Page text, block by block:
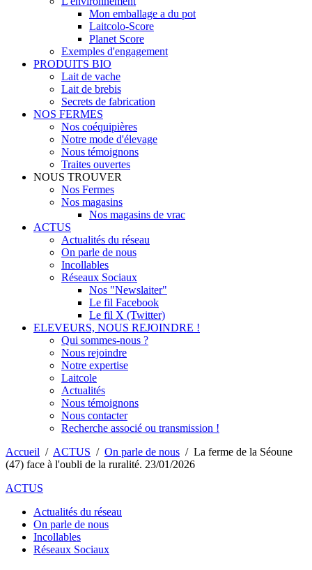
Mon emballage a du pot
Laitcolo-Score
Planet Score
Exemples d'engagement
PRODUITS BIO
Lait de vache
Lait de brebis
Secrets de fabrication
NOS FERMES
Nos coéquipières
Notre mode d'élevage
Nous témoignons
Traites ouvertes
NOUS TROUVER
Nos Fermes
Nos magasins
Nos magasins de vrac
ACTUS
Actualités du réseau
On parle de nous
Incollables
Réseaux Sociaux
Nos "Newslaiter"
Le fil Facebook
Le fil X (Twitter)
ELEVEURS, NOUS REJOINDRE !
Qui sommes-nous ?
Nous rejoindre
Notre expertise
Laitcole
Actualités
Nous témoignons
Nous contacter
Recherche associé ou transmission !
Accueil / ACTUS / On parle de nous / La ferme de la Séoune
(47) face à l'oubli de la ruralité. 23/01/2026
ACTUS
Actualités du réseau
On parle de nous
Incollables
Réseaux Sociaux